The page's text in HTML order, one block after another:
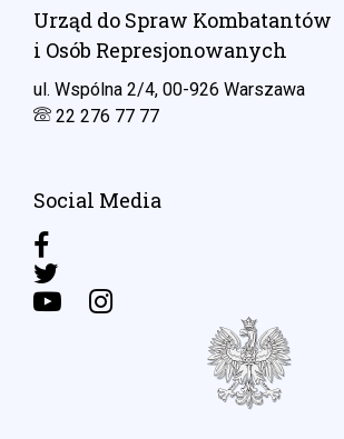
Urząd do Spraw Kombatantów
i Osób Represjonowanych
ul. Wspólna 2/4, 00-926 Warszawa
22 276 77 77
Social Media